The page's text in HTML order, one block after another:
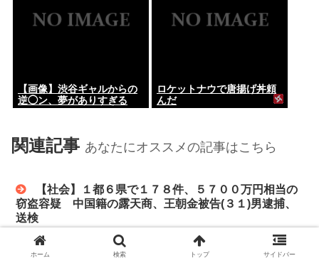
【画像】渋谷ギャルからの
逆◯ン、夢がありすぎる
ロケットナウで唐揚げ丼頼
んだ
関連記事 あなたにオススメの記事はこちら
窃盗容疑 中国籍の露天商、王朝金被告(３１)男逮捕、
送検
「移民が教会や政府に不満を言う権利はない。嫌な
ホーム 検索 トップ サイドバー